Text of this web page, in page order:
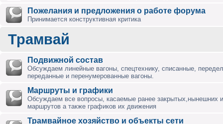
Пожелания и предложения о работе форума
Принимается конструктивная критика
Трамвай
Подвижной состав
Обсуждаем линейные вагоны, спецтехнику, списанные,
переданные и перенумерованные вагоны.
Маршруты и графики
Обсуждаем все вопросы, касаемые ранее закрытых,нынешних
маршрутов а также графиков их движения
Трамвайное хозяйство и объекты сети